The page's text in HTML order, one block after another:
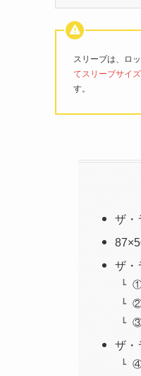
スリーブは、ロ
てスリーブサイ
す。
ザ・
ザ・
①
ザ・
④